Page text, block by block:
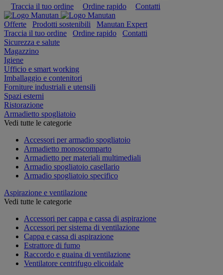
Traccia il tuo ordine
Ordine rapido Contatti
Offerte Prodotti sostenibili
Manutan Expert
Traccia il tuo ordine
Ordine rapido
Contatti
Sicurezza e salute
Magazzino
Igiene
Ufficio e smart working
Imballaggio e contenitori
Forniture industriali e utensili
Spazi esterni
Ristorazione
Armadietto spogliatoio
Vedi tutte le categorie
Accessori per armadio spogliatoio
Armadietto monoscomparto
Armadietto per materiali multimediali
Armadio spogliatoio casellario
Armadio spogliatoio specifico
Aspirazione e ventilazione
Vedi tutte le categorie
Accessori per cappa e cassa di aspirazione
Accessori per sistema di ventilazione
Cappa e cassa di aspirazione
Estrattore di fumo
Raccordo e guaina di ventilazione
Ventilatore centrifugo elicoidale